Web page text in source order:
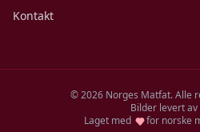
Kontakt
©2026Norges Matfat. Alle
Bilder levert av
Laget med
for norske